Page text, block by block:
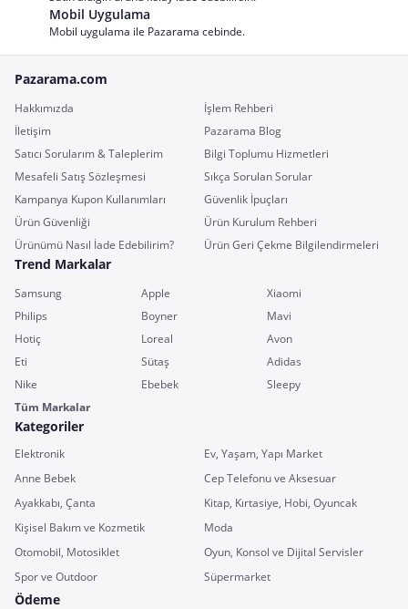
Mobil Uygulama
Mobil uygulama ile Pazarama cebinde.
Pazarama.com
Hakkımızda
İşlem Rehberi
İletişim
Pazarama Blog
Satıcı Sorularım & Taleplerim
Bilgi Toplumu Hizmetleri
Mesafeli Satış Sözleşmesi
Sıkça Sorulan Sorular
Kampanya Kupon Kullanımları
Güvenlik İpuçları
Ürün Güvenliği
Ürün Kurulum Rehberi
Ürünümü Nasıl İade Edebilirim?
Ürün Geri Çekme Bilgilendirmeleri
Trend Markalar
Samsung Apple
Xiaomi
Philips
Boyner
Mavi
Hotiç
Loreal
Avon
Eti
Sütaş
Adidas
Nike
Ebebek
Sleepy
Tüm Markalar
Kategoriler
Elektronik
Ev, Yaşam, Yapı Market
Anne Bebek
Cep Telefonu ve Aksesuar
Ayakkabı, Çanta
Kitap, Kırtasiye, Hobi, Oyuncak
Kişisel Bakım ve Kozmetik
Moda
Otomobil, Motosiklet
Oyun, Konsol ve Dijital Servisler
Spor ve Outdoor
Süpermarket
Ödeme